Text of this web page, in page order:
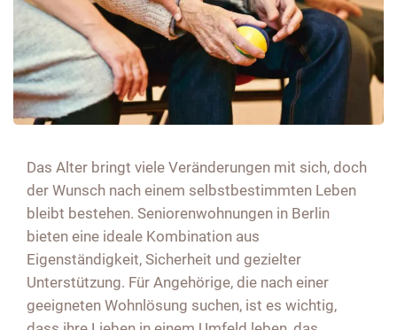
Das Alter bringt viele Veränderungen mit sich, doch
der Wunsch nach einem selbstbestimmten Leben
bleibt bestehen. Seniorenwohnungen in Berlin
bieten eine ideale Kombination aus
Eigenständigkeit, Sicherheit und gezielter
Unterstützung. Für Angehörige, die nach einer
geeigneten Wohnlösung suchen, ist es wichtig,